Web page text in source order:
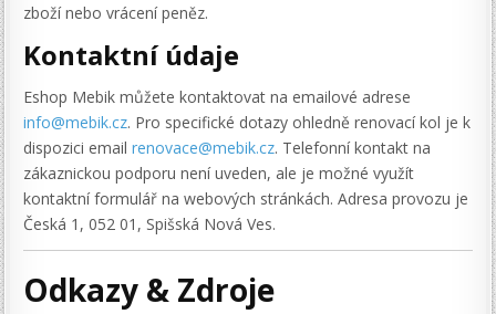
zboží nebo vrácení peněz.
Kontaktní údaje
Eshop Mebik můžete kontaktovat na emailové adrese
info@mebik.cz. Pro specifické dotazy ohledně renovací kol je k
dispozici emailrenovace@mebik.cz. Telefonní kontakt na
zákaznickou podporu není uveden, ale je možné využít
kontaktní formulář na webových stránkách. Adresa provozu je
Česká 1, 052 01, Spišská Nová Ves.
Odkazy & Zdroje